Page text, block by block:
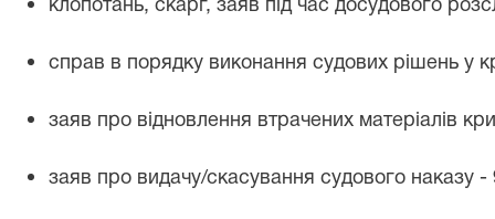
клопотань, скарг, заяв під час досудового
справ в порядку виконання судових рішень у
заяв про відновлення втрачених матеріалів
заяв про видачу/скасування судового наказу -